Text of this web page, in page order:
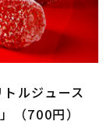
ルジュース
（700円）